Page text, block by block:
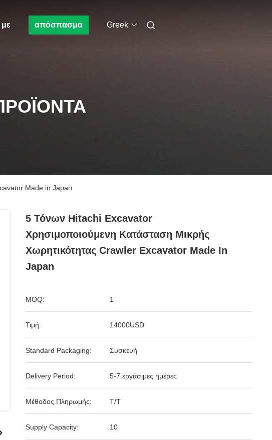
απόσπασμα Greek
Made in Japan
5 Τόνων Hitachi Excavator
Χρησιμοποιούμενη Κατάσταση Μικρής
Χωρητικότητας Crawler Excavator Made In
Japan
MOQ: 1
Τιμή: 14000USD
Standard Packaging: Συσκευή
Delivery Period: 5-7 εργάσιμες ημέρες
Μέθοδος Πληρωμής: Τ/Τ
Supply Capacity: 10